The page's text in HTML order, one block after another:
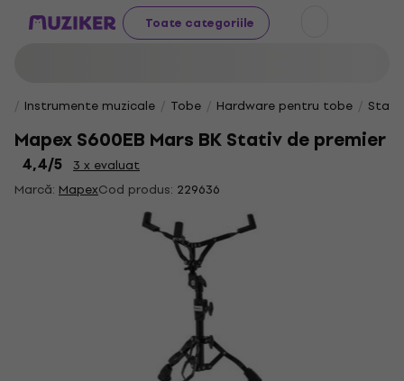
Toate categoriile
Instrumente muzicale Tobe Hardware pentru tobe
Mapex S600EB Mars BK Stativ de premier
4,4/5
3 x evaluat
Marcă: MapexCod produs: 229636